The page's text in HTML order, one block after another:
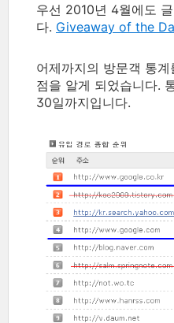
우선 2010년 4월에도
다. Giveaway of the
어제까지의 방문객 통
점을 알게 되었습니다.
30일까지입니다.